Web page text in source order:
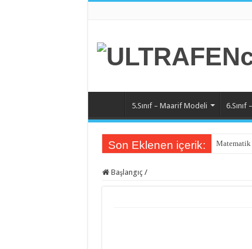
5.Sınıf – Maarif Modeli
Son Eklenen içerik: Matematik
Başlangıç /